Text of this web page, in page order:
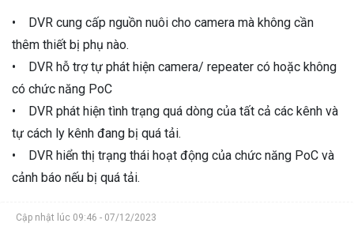
• DVR cung cấp nguồn nuôi cho camera mà không cần
thêm thiết bị phụ nào.
• DVR hỗ trợ tự phát hiện camera/ repeater có hoặc không
có chức năng PoC
• DVR phát hiện tình trạng quá dòng của tất cả các kênh và
tự cách ly kênh đang bị quá tải.
• DVR hiển thị trạng thái hoạt động của chức năng PoC và
cảnh báo nếu bị quá tải.
Cập nhật lúc 09:46 - 07/12/2023